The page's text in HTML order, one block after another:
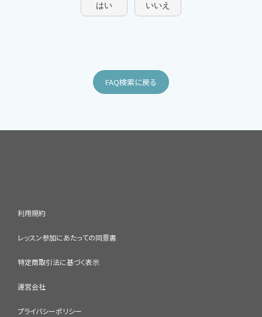
はい いいえ
FAQ検索に戻る
利用規約
レッスン参加にあたっての同意書
特定商取引法に基づく表示
運営会社
プライバシーポリシー